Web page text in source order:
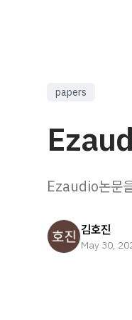
papers
Ezaudio논문
김호진
May 30,